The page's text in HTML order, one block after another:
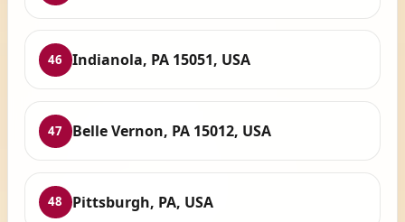
46 Indianola, PA 15051, USA
47 Belle Vernon, PA 15012, USA
48 Pittsburgh, PA, USA